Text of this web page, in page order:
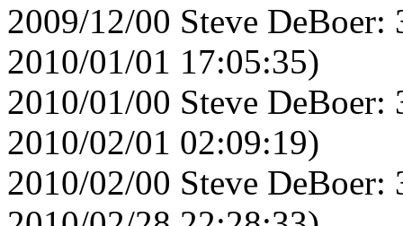
2009/12/00 Steve
2010/01/01 17:05:35)
2010/01/00 Steve
2010/02/01 02:09:19)
2010/02/00 Steve